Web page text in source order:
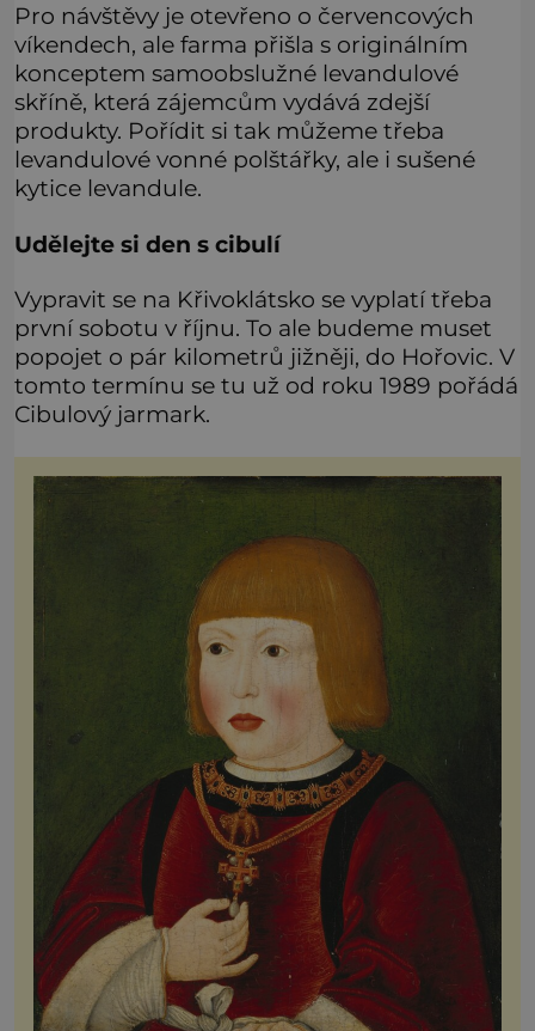
Pro návštěvy je otevřeno o červencových
víkendech, ale farma přišla s originálním
konceptem samoobslužné levandulové
skříně, která zájemcům vydává zdejší
produkty. Pořídit si tak můžeme třeba
levandulové vonné polštářky, ale i sušené
kytice levandule.
Udělejte si den s cibulí
Vypravit se na Křivoklátsko se vyplatí třeba
první sobotu v říjnu. To ale budeme muset
popojet o pár kilometrů jižněji, do Hořovic. V
tomto termínu se tu už od roku 1989 pořádá
Cibulový jarmark.